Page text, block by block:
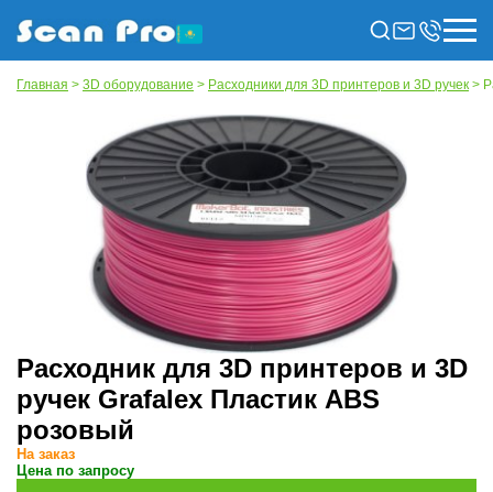
Главная > 3D оборудование > Расходники для 3D принтеров и 3D ручек >
Расходник для 3D принтеров и 3D
ручек Grafalex Пластик ABS
розовый
На заказ
Цена по запросу